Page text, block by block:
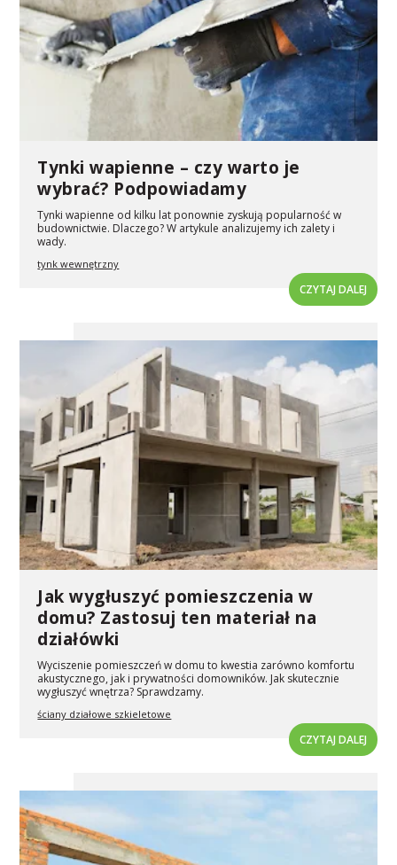
Tynki wapienne – czy warto je
wybrać? Podpowiadamy
Tynki wapienne od kilku lat ponownie zyskują popularność w
budownictwie. Dlaczego? W artykule analizujemy ich zalety i
wady.
tynk wewnętrzny
CZYTAJ DALEJ
Jak wygłuszyć pomieszczenia w
domu? Zastosuj ten materiał na
działówki
Wyciszenie pomieszczeń w domu to kwestia zarówno komfortu
akustycznego, jak i prywatności domowników. Jak skutecznie
wygłuszyć wnętrza? Sprawdzamy.
ściany działowe szkieletowe
CZYTAJ DALEJ